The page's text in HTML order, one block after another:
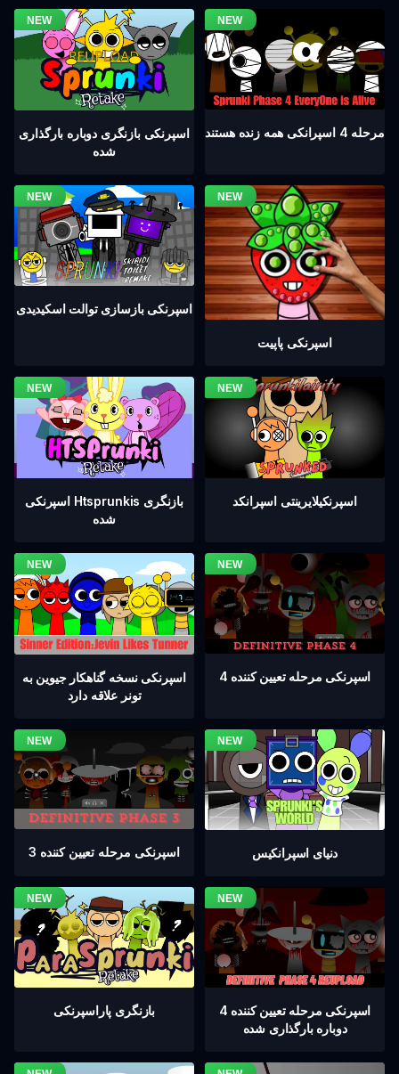
اسپرنکی بازنگری دوباره بارگذاری
شده
مرحله 4 اسپرانکی همه زنده هستند
اسپرنکی بازسازی توالت اسکیدیدی
اسپرنکی پاپیت
اسپرنکی Htsprunkis بازنگری
شده
اسپرنکیلایرینتی اسپرانکد
اسپرنکی نسخه گناهکار جیوین به
تونر علاقه دارد
اسپرنکی مرحله تعیین کننده 4
اسپرنکی مرحله تعیین کننده 3 دنیای اسپرانکیس
بازنگری پاراسپرنکی
اسپرنکی مرحله تعیین کننده 4
دوباره بارگذاری شده